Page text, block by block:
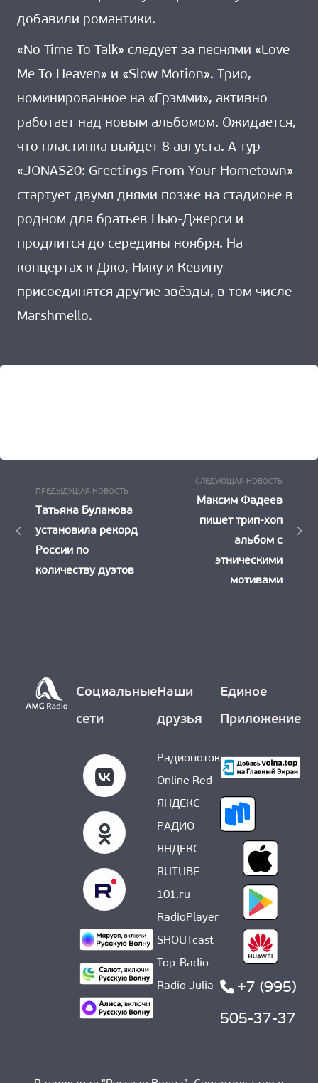
добавили романтики.
«No Time To Talk» следует за песнями «Love
Me To Heaven» и «Slow Motion». Трио,
номинированное на «Грэмми», активно
работает над новым альбомом. Ожидается,
что пластинка выйдет 8 августа. А тур
«JONAS20: Greetings From Your Hometown»
стартует двумя днями позже на стадионе в
родном для братьев Нью-Джерси и
продлится до середины ноября. На
концертах к Джо, Нику и Кевину
присоединятся другие звёзды, в том числе
Marshmello.
записям
ПРЕДЫДУЩАЯ НОВОСТЬПредыдущая
Новость:
Татьяна Буланова
установила рекорд
России по
количеству дуэтов
СЛЕДУЮЩАЯ НОВОСТЬ
Максим Фадеев
пишет трип-хоп
альбом с
этническими
мотивами
Социальные
сети
Наши
друзья
Радиопоток
Online Red
ЯНДЕКС
РАДИО
ЯНДЕКС
RUTUBE
101.ru
RadioPlayer
SHOUTcast
Top-Radio
Radio Julia
Единое
Приложение
+7 (995)
505-37-37